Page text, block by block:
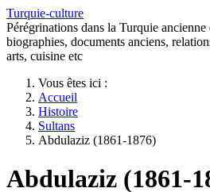
Turquie-culture
Pérégrinations dans la Turquie
biographies, documents anciens,
arts, cuisine etc
Vous êtes ici :
Accueil
Histoire
Sultans
Abdulaziz (1861-1876)
Abdulaziz (1861-